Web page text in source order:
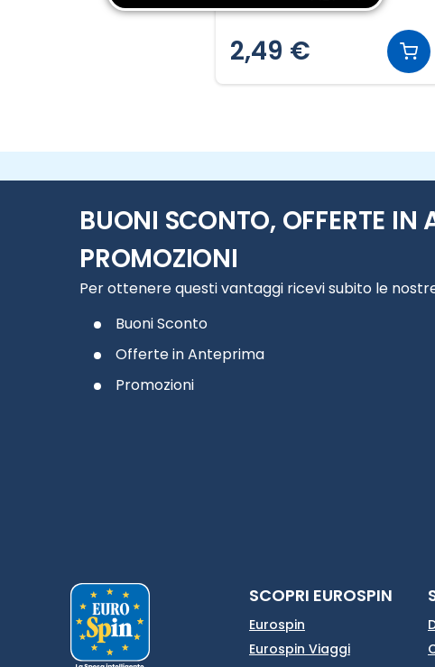
2,49 €
BUONI SCONTO, OFFERTE IN
PROMOZIONI
Per ottenere questi vantaggi ricevi subito le
Buoni Sconto
Offerte in Anteprima
Promozioni
SCOPRI EUROSPIN
Eurospin
Eurospin Viaggi